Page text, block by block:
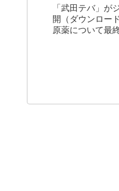
「武田テバ」
開（ダウンロー
原薬について最